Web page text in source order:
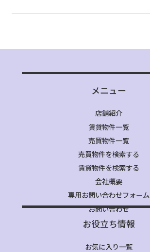
メニュー
店舗紹介
賃貸物件一覧
売買物件一覧
売買物件を検索する
賃貸物件を検索する
会社概要
専用お問い合わせフォーム
お問い合わせ
お役立ち情報
お気に入り一覧